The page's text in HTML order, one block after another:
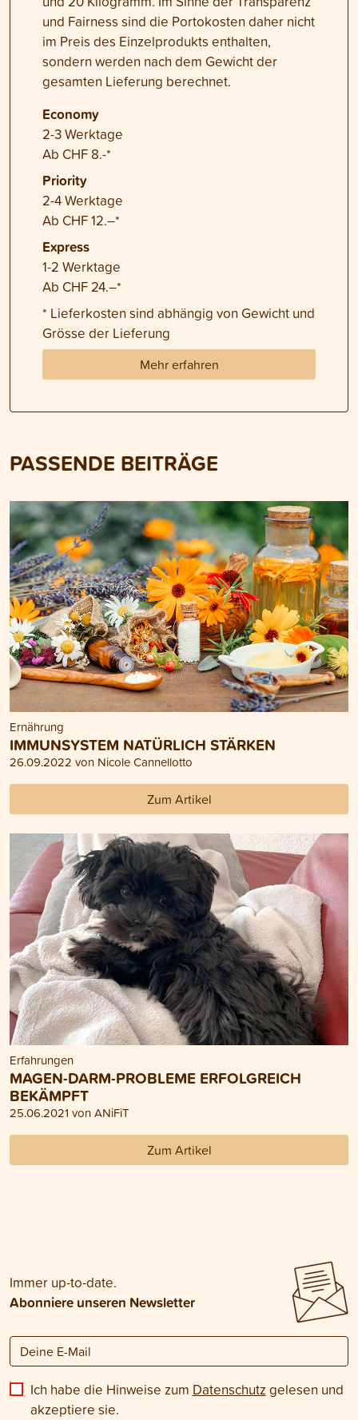
und Fairness sind die Portokosten daher nicht
im Preis des Einzelprodukts enthalten,
sondern werden nach dem Gewicht der
gesamten Lieferung berechnet.
Economy
2-3 Werktage
Ab CHF 8.-*
Priority
2-4 Werktage
Ab CHF 12.–*
Express
1-2 Werktage
Ab CHF 24.–*
* Lieferkosten sind abhängig von Gewicht und
Grösse der Lieferung
Mehr erfahren
PASSENDE BEITRÄGE
Ernährung
IMMUNSYSTEM NATÜRLICH STÄRKEN
26.09.2022 von Nicole Cannellotto
Zum Artikel
Erfahrungen
MAGEN-DARM-PROBLEME ERFOLGREICH
BEKÄMPFT
25.06.2021 von ANiFiT
Zum Artikel
Immer up-to-date.
Abonniere unseren Newsletter
Ich habe die Hinweise zum Datenschutz gelesen und
akzeptiere sie.